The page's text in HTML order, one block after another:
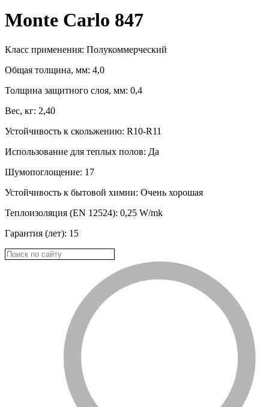
Monte Carlo 847
Класс применения: Полукоммерческий
Общая толщина, мм: 4,0
Толщина защитного слоя, мм: 0,4
Вес, кг: 2,40
Устойчивость к скольжению: R10-R11
Использование для теплых полов: Да
Шумопоглощение: 17
Устойчивость к бытовой химии: Oчень хорошая
Теплоизоляция (EN 12524): 0,25 W/mk
Гарантия (лет): 15